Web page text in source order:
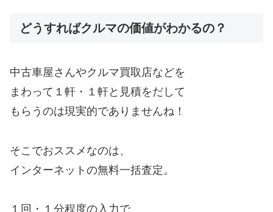
どうすればクルマの価値がわかるの？
中古車屋さんやクルマ買取店などを
まわって１軒・１軒と見積をだして
もらうのは現実的でありませんね！
そこでおススメなのは、
インターネットの無料一括査定。
１回・１分程度の入力で